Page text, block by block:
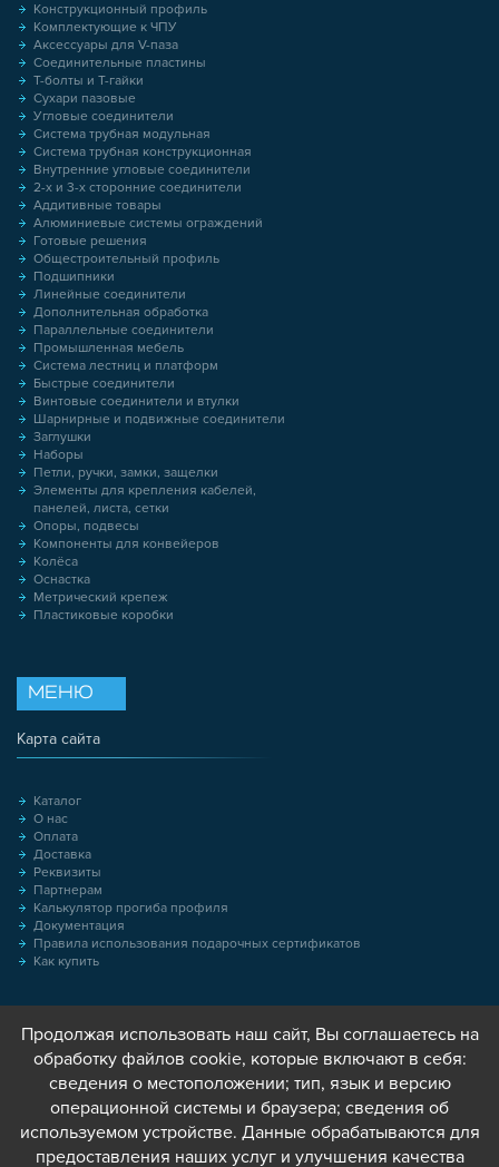
Конструкционный профиль
Комплектующие к ЧПУ
Аксессуары для V-паза
Соединительные пластины
Т-болты и Т-гайки
Сухари пазовые
Угловые соединители
Система трубная модульная
Система трубная конструкционная
Внутренние угловые соединители
2-х и 3-х сторонние соединители
Аддитивные товары
Алюминиевые системы ограждений
Готовые решения
Общестроительный профиль
Подшипники
Линейные соединители
Дополнительная обработка
Параллельные соединители
Промышленная мебель
Система лестниц и платформ
Быстрые соединители
Винтовые соединители и втулки
Шарнирные и подвижные соединители
Заглушки
Наборы
Петли, ручки, замки, защелки
Элементы для крепления кабелей,
панелей, листа, сетки
Опоры, подвесы
Компоненты для конвейеров
Колёса
Оснастка
Метрический крепеж
Пластиковые коробки
МЕНЮ
Карта сайта
Каталог
О нас
Оплата
Доставка
Реквизиты
Партнерам
Калькулятор прогиба профиля
Документация
Правила использования подарочных сертификатов
Как купить
Продолжая использовать наш сайт, Вы соглашаетесь на
обработку файлов cookie, которые включают в себя:
сведения о местоположении; тип, язык и версию
операционной системы и браузера; сведения об
используемом устройстве. Данные обрабатываются для
предоставления наших услуг и улучшения качества